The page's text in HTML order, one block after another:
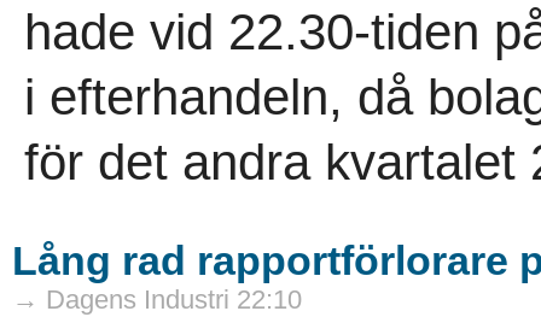
hade vid 22.30-tiden
i efterhandeln, då
för det andra kvartalet
Lång rad rapportförlorare
→ Dagens Industri 22:10